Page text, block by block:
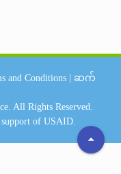
arrow_drop_up
and Conditions
ဆက်
All Rights Reserved.
of USAID.